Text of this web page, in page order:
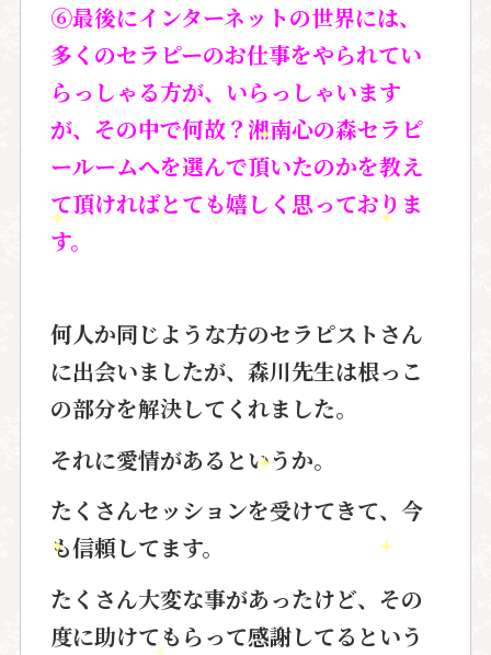
⑥最後にインターネットの世界には、
多くのセラピーのお仕事をやられてい
らっしゃる方が、いらっしゃいます
が、その中で何故？湘南心の森セラピ
ールームへを選んで頂いたのかを教え
て頂ければとても嬉しく思っておりま
す。
何人か同じような方のセラピストさん
に出会いましたが、森川先生は根っこ
の部分を解決してくれました。
それに愛情があるというか。
たくさんセッションを受けてきて、今
も信頼してます。
たくさん大変な事があったけど、その
度に助けてもらって感謝してるという